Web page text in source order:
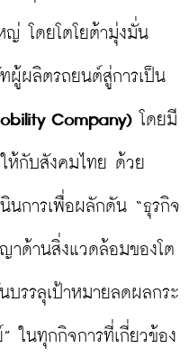
ญ่ โดยโตโยต้ามุ่งมั่น
Company) โดยมี
ห้กับสังคมไทย ด้วย
นการเพื่อผลักดัน “ธุรกิจ
ด้านสิ่งแวดล้อมของโต
บรรลุเป้าหมายลดผลกระ
ในทุกกิจการที่เกี่ยวข้อง